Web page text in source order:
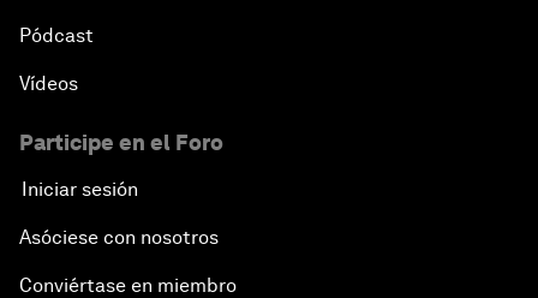
Pódcast
Vídeos
Participe en el Foro
Iniciar sesión
Asóciese con nosotros
Conviértase en miembro